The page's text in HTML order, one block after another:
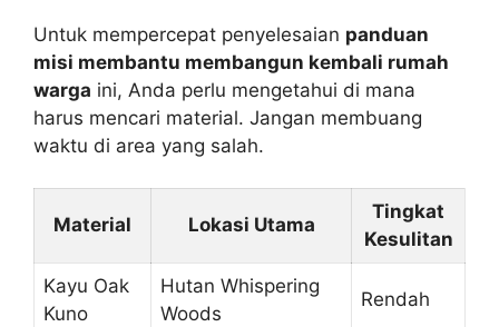
Untuk mempercepat penyelesaian panduan
misi membantu membangun kembali rumah
warga ini, Anda perlu mengetahui di mana
harus mencari material. Jangan membuang
waktu di area yang salah.
Material Lokasi Utama
Tingkat
Kesulitan
Kayu Oak
Kuno
Hutan Whispering
Woods
Rendah